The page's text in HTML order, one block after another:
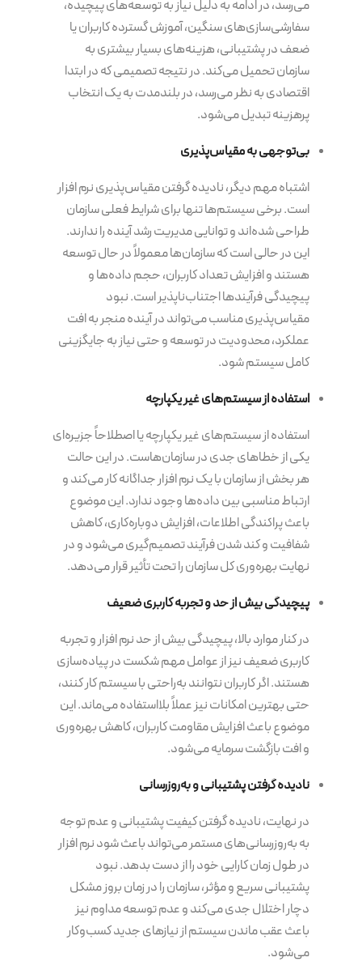
می‌رسد، در ادامه به دلیل نیاز به توسعه‌های پیچیده،
سفارشی‌سازی‌های سنگین، آموزش گسترده کاربران یا
ضعف در پشتیبانی، هزینه‌های بسیار بیشتری به
سازمان تحمیل می‌کند. در نتیجه تصمیمی که در ابتدا
اقتصادی به نظر می‌رسد، در بلندمدت به یک انتخاب
پرهزینه تبدیل می‌شود.
بی‌توجهی به مقیاس‌پذیری
اشتباه مهم دیگر، نادیده گرفتن مقیاس‌پذیری نرم افزار
است. برخی سیستم‌ها تنها برای شرایط فعلی سازمان
طراحی شده‌اند و توانایی مدیریت رشد آینده را ندارند.
این در حالی است که سازمان‌ها معمولاً در حال توسعه
هستند و افزایش تعداد کاربران، حجم داده‌ها و
پیچیدگی فرآیندها اجتناب‌ناپذیر است. نبود
مقیاس‌پذیری مناسب می‌تواند در آینده منجر به افت
عملکرد، محدودیت در توسعه و حتی نیاز به جایگزینی
کامل سیستم شود.
استفاده از سیستم‌های غیر یکپارچه
استفاده از سیستم‌های غیر یکپارچه یا اصطلاحاً جزیره‌ای
یکی از خطاهای جدی در سازمان‌هاست. در این حالت
هر بخش از سازمان با یک نرم افزار جداگانه کار می‌کند و
ارتباط مناسبی بین داده‌ها وجود ندارد. این موضوع
باعث پراکندگی اطلاعات، افزایش دوباره‌کاری، کاهش
شفافیت و کند شدن فرآیند تصمیم‌گیری می‌شود و در
نهایت بهره‌وری کل سازمان را تحت تأثیر قرار می‌دهد.
پیچیدگی بیش از حد و تجربه کاربری ضعیف
در کنار موارد بالا، پیچیدگی بیش از حد نرم افزار و تجربه
کاربری ضعیف نیز از عوامل مهم شکست در پیاده‌سازی
هستند. اگر کاربران نتوانند به‌راحتی با سیستم کار کنند،
حتی بهترین امکانات نیز عملاً بلااستفاده می‌ماند. این
موضوع باعث افزایش مقاومت کاربران، کاهش بهره‌وری
و افت بازگشت سرمایه می‌شود.
نادیده گرفتن پشتیبانی و به‌روزرسانی
در نهایت، نادیده گرفتن کیفیت پشتیبانی و عدم توجه
به به‌روزرسانی‌های مستمر می‌تواند باعث شود نرم افزار
در طول زمان کارایی خود را از دست بدهد. نبود
پشتیبانی سریع و مؤثر، سازمان را در زمان بروز مشکل
دچار اختلال جدی می‌کند و عدم توسعه مداوم نیز
باعث عقب ماندن سیستم از نیازهای جدید کسب‌وکار
می‌شود.